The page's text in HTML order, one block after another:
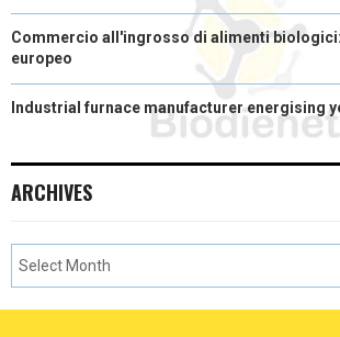
Commercio all'ingrosso di alimenti
europeo
Industrial furnace manufacturer energising
ARCHIVES